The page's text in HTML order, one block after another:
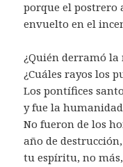
porque el postrero
envuelto en el
¿Quién derramó la
¿Cuáles rayos los
Los pontífices
y fue la
No fueron de los
año de
tu espíritu, no